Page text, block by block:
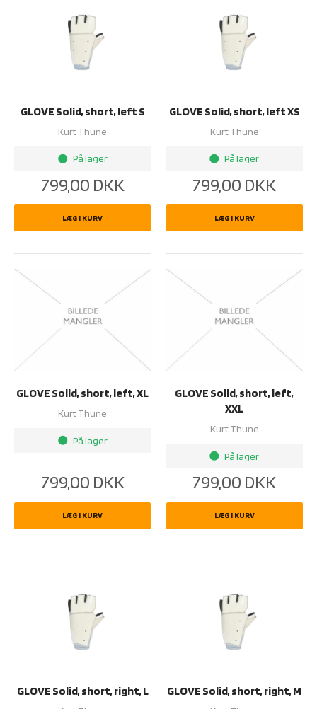
GLOVE Solid, short, left S
Kurt Thune
brightness_1 På lager
799,00 DKK
LÆG I KURV
GLOVE Solid, short, left XS
Kurt Thune
brightness_1 På lager
799,00 DKK
LÆG I KURV
GLOVE Solid, short, left, XL
Kurt Thune
brightness_1 På lager
799,00 DKK
LÆG I KURV
GLOVE Solid, short, left,
XXL
Kurt Thune
brightness_1 På lager
799,00 DKK
LÆG I KURV
GLOVE Solid, short, right, L GLOVE Solid, short, right, M